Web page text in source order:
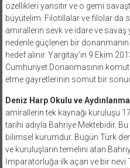
özellikleri yansıtır ve o gemi
büyütelim. Filotillalar ve filolar da
amirallerin sevk ve idare ve savaş
nedenle güçlenen bir
hedef alınır. Yargıtay’ın 9 Ekim
Cumhuriyet Donanmasının
etme gayretlerinin somut bir
Deniz Harp Okulu ve
amirallerin tek kaynağı kuruluşu
tarihi adıyla Bahriye Mektebidir.
bilimsel kurumdur. Bugün Türk
ve kuruluşların temelini atan
İmparatorluğa ilk açan ve bir nevi